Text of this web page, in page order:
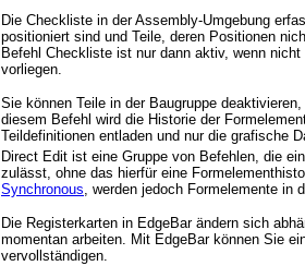
Die Checkliste in der Assembly-Umgebung
positioniert sind und Teile, deren Positionen
Befehl Checkliste ist nur dann aktiv, wenn
vorliegen.
Sie können Teile in der Baugruppe
diesem Befehl wird die Historie der
Teildefinitionen entladen und nur die grafische
Direct Edit ist eine Gruppe von Befehlen, die
zulässt, ohne das hierfür eine
Synchronous, werden jedoch Formelemente in
Die Registerkarten in EdgeBar ändern sich
momentan arbeiten. Mit EdgeBar können Sie
vervollständigen.